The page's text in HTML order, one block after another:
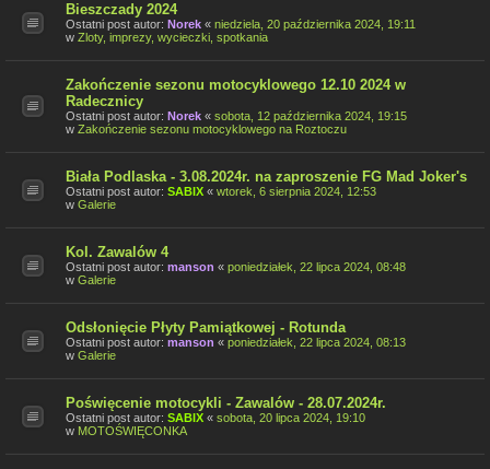
Bieszczady 2024
Ostatni post autor: Norek « niedziela, 20 października 2024, 19:11
w Zloty, imprezy, wycieczki, spotkania
Zakończenie sezonu motocyklowego 12.10 2024 w
Radecznicy
Ostatni post autor: Norek « sobota, 12 października 2024, 19:15
w Zakończenie sezonu motocyklowego na Roztoczu
Biała Podlaska - 3.08.2024r. na zaproszenie FG Mad Joker's
Ostatni post autor: SABIX « wtorek, 6 sierpnia 2024, 12:53
w Galerie
Kol. Zawalów 4
Ostatni post autor: manson « poniedziałek, 22 lipca 2024, 08:48
w Galerie
Odsłonięcie Płyty Pamiątkowej - Rotunda
Ostatni post autor: manson « poniedziałek, 22 lipca 2024, 08:13
w Galerie
Poświęcenie motocykli - Zawalów - 28.07.2024r.
Ostatni post autor: SABIX « sobota, 20 lipca 2024, 19:10
w MOTOŚWIĘCONKA